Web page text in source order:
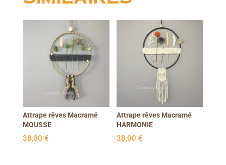
Attrape rêves Macramé
MOUSSE
38,00 €
Attrape rêves Macramé
HARMONIE
38,00€